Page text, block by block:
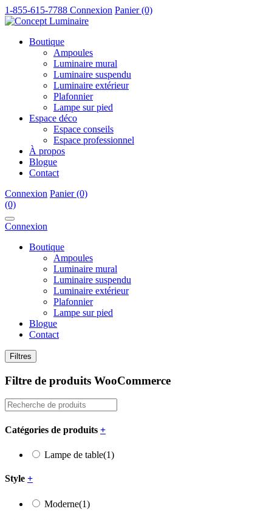
1-855-615-7788 Connexion Panier (0)
Boutique
Ampoules
Luminaire mural
Luminaire suspendu
Luminaire extérieur
Plafonnier
Lampe sur pied
Espace déco
Espace conseils
Espace professionnel
À propos
Blogue
Contact
Connexion Panier (0)
(0)
Connexion
Boutique
Ampoules
Luminaire mural
Luminaire suspendu
Luminaire extérieur
Plafonnier
Lampe sur pied
Blogue
Contact
Filtres
Filtre de produits WooCommerce
Catégories de produits +
Lampe de table(1)
Style +
Moderne(1)